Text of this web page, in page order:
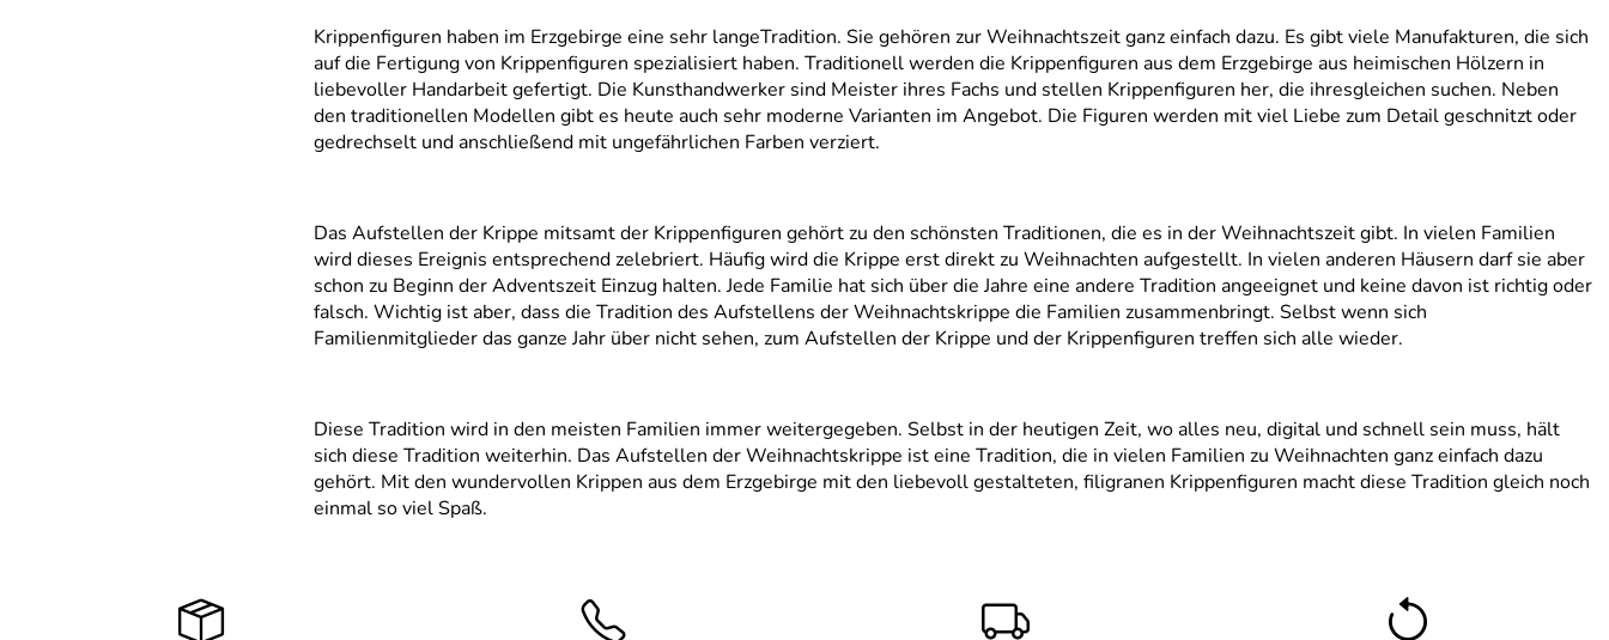
Krippenfiguren haben im Erzgebirge eine sehr langeTradition. Sie gehören zur Weihnachtszeit ganz einfach dazu. Es gibt viele Manufakturen, die sich
auf die Fertigung von Krippenfiguren spezialisiert haben. Traditionell werden die Krippenfiguren aus dem Erzgebirge aus heimischen Hölzern in
liebevoller Handarbeit gefertigt. Die Kunsthandwerker sind Meister ihres Fachs und stellen Krippenfiguren her, die ihresgleichen suchen. Neben
den traditionellen Modellen gibt es heute auch sehr moderne Varianten im Angebot. Die Figuren werden mit viel Liebe zum Detail geschnitzt oder
gedrechselt und anschließend mit ungefährlichen Farben verziert.
Das Aufstellen der Krippe mitsamt der Krippenfiguren gehört zu den schönsten Traditionen, die es in der Weihnachtszeit gibt. In vielen Familien
wird dieses Ereignis entsprechend zelebriert. Häufig wird die Krippe erst direkt zu Weihnachten aufgestellt. In vielen anderen Häusern darf sie aber
schon zu Beginn der Adventszeit Einzug halten. Jede Familie hat sich über die Jahre eine andere Tradition angeeignet und keine davon ist richtig oder
falsch. Wichtig ist aber, dass die Tradition des Aufstellens der Weihnachtskrippe die Familien zusammenbringt. Selbst wenn sich
Familienmitglieder das ganze Jahr über nicht sehen, zum Aufstellen der Krippe und der Krippenfiguren treffen sich alle wieder.
Diese Tradition wird in den meisten Familien immer weitergegeben. Selbst in der heutigen Zeit, wo alles neu, digital und schnell sein muss, hält
sich diese Tradition weiterhin. Das Aufstellen der Weihnachtskrippe ist eine Tradition, die in vielen Familien zu Weihnachten ganz einfach dazu
gehört. Mit den wundervollen Krippen aus dem Erzgebirge mit den liebevoll gestalteten, filigranen Krippenfiguren macht diese Tradition gleich noch
einmal so viel Spaß.